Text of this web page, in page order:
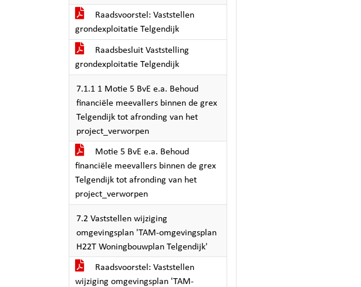
Raadsvoorstel: Vaststellen
grondexploitatie Telgendijk
Raadsbesluit Vaststelling
grondexploitatie Telgendijk
7.1.1 1 Motie 5 BvE e.a. Behoud
financiële meevallers binnen de grex
Telgendijk tot afronding van het
project_verworpen
Motie 5 BvE e.a. Behoud
financiële meevallers binnen de grex
Telgendijk tot afronding van het
project_verworpen
7.2 Vaststellen wijziging
omgevingsplan 'TAM-omgevingsplan
H22T Woningbouwplan Telgendijk'
Raadsvoorstel: Vaststellen
wijziging omgevingsplan 'TAM-